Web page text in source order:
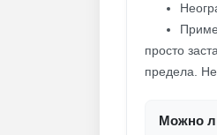
просто
предела.
Можно